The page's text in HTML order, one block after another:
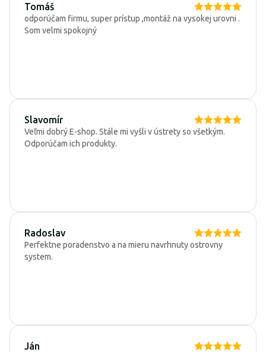
Tomáš
odporúčam firmu, super prístup ,montáž na vysokej urovni .
Som velmi spokojný
Slavomír
Veľmi dobrý E-shop. Stále mi vyšli v ústrety so všetkým.
Odporúčam ich produkty.
Radoslav
Perfektne poradenstvo a na mieru navrhnuty ostrovny
system.
Ján